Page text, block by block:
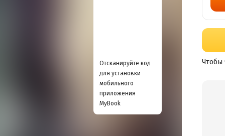
Отсканируйте код
для установки
мобильного
приложения
MyBook
Чтобы